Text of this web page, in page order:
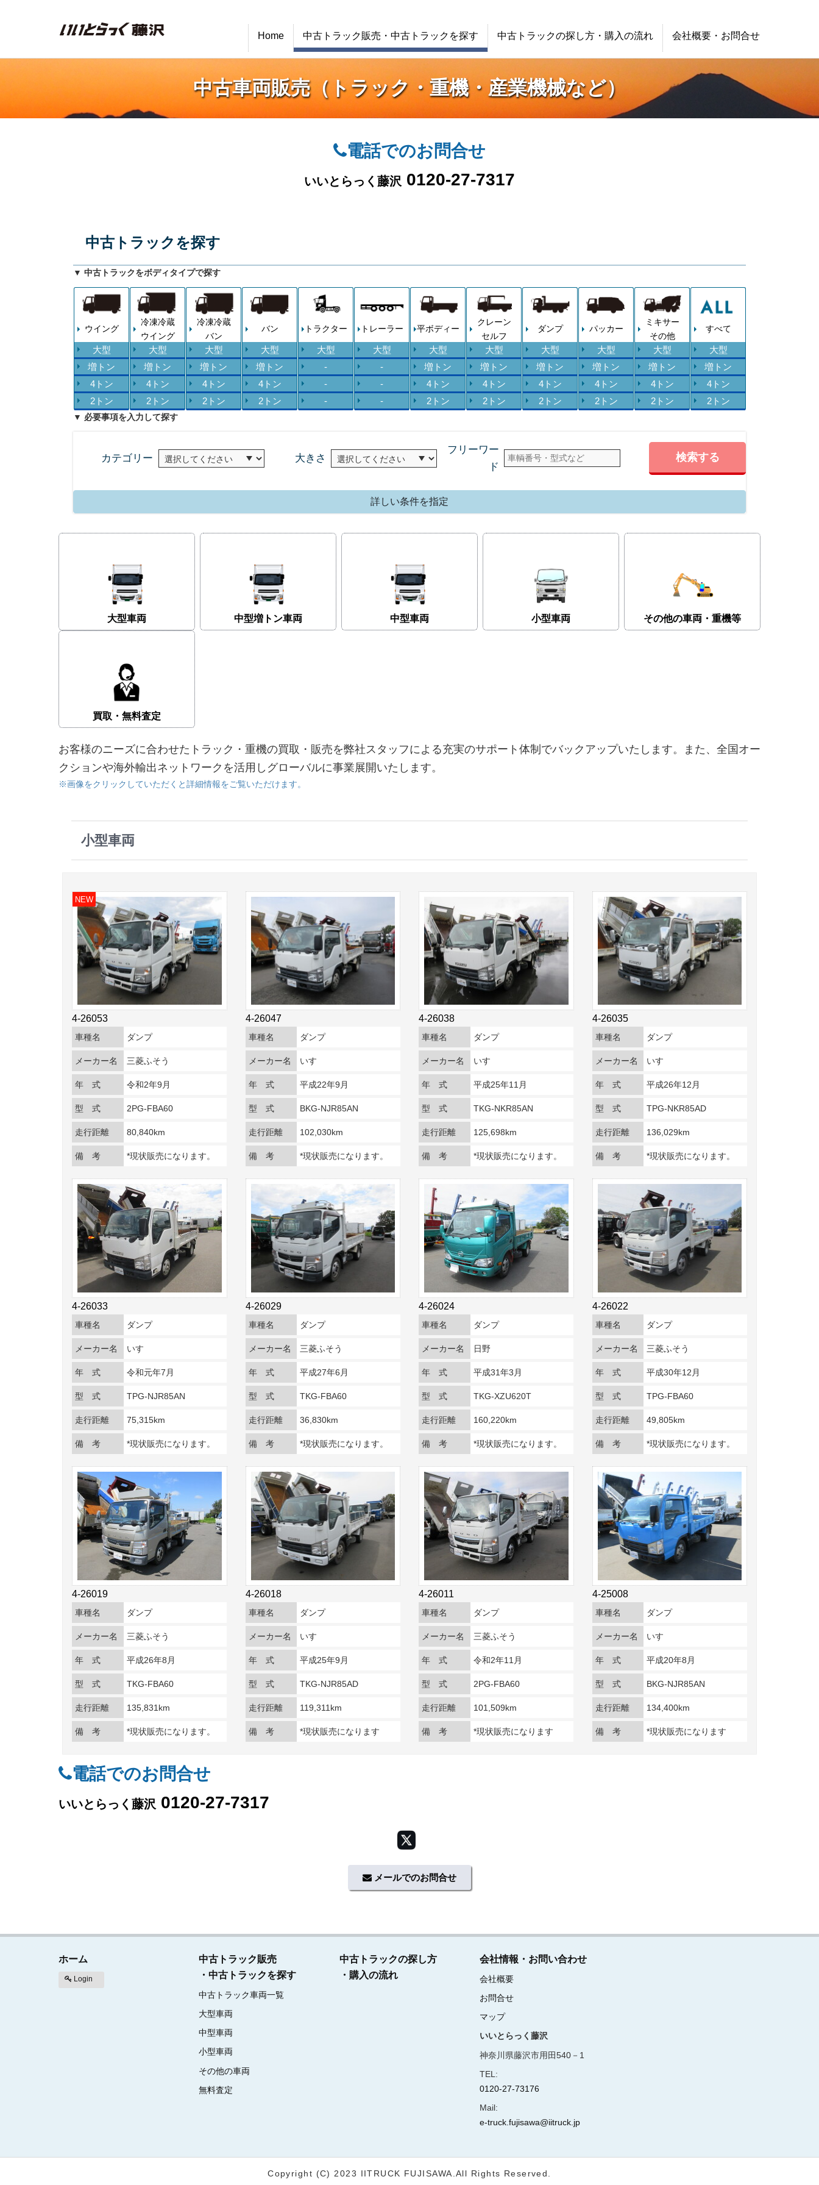
Home 中古トラック販売・中古トラックを探す 中古トラックの探し方・購入の流れ 会社概要・お問合せ
中古車両販売（トラック・重機・産業機械など）
電話でのお問合せ
いいとらっく藤沢 0120-27-7317
中古トラックを探す
▼ 中古トラックをボディタイプで探す
ウイング
大型
増トン
4トン
2トン
冷凍冷蔵
ウイング
大型
増トン
4トン
2トン
冷凍冷蔵
バン
大型
増トン
4トン
2トン
バン
大型
増トン
4トン
2トン
トラクター
大型
-
-
-
トレーラー
大型
-
-
-
平ボディー
大型
増トン
4トン
2トン
クレーン
セルフ
大型
増トン
4トン
2トン
ダンプ
大型
増トン
4トン
2トン
パッカー
大型
増トン
4トン
2トン
ミキサー
その他
大型
増トン
4トン
2トン
すべて
大型
増トン
4トン
2トン
▼ 必要事項を入力して探す
カテゴリー 大きさ
フリーワー
ド
検索する
詳しい条件を指定
大型車両 中型増トン車両 中型車両 小型車両 その他の車両・重機等
買取・無料査定
お客様のニーズに合わせたトラック・重機の買取・販売を弊社スタッフによる充実のサポート体制でバックアップいたします。また、全国オー
クションや海外輸出ネットワークを活用しグローバルに事業展開いたします。
※画像をクリックしていただくと詳細情報をご覧いただけます。
小型車両
4-26053
NEW
車種名 ダンプ
メーカー名 三菱ふそう
年 式 令和2年9月
型 式 2PG-FBA60
走行距離 80,840km
備 考 *現状販売になります。
4-26047
車種名 ダンプ
メーカー名 いすゞ
年 式 平成22年9月
型 式 BKG-NJR85AN
走行距離 102,030km
備 考 *現状販売になります。
4-26038
車種名 ダンプ
メーカー名 いすゞ
年 式 平成25年11月
型 式 TKG-NKR85AN
走行距離 125,698km
備 考 *現状販売になります。
4-26035
車種名 ダンプ
メーカー名 いすゞ
年 式 平成26年12月
型 式 TPG-NKR85AD
走行距離 136,029km
備 考 *現状販売になります。
4-26033
車種名 ダンプ
メーカー名 いすゞ
年 式 令和元年7月
型 式 TPG-NJR85AN
走行距離 75,315km
備 考 *現状販売になります。
4-26029
車種名 ダンプ
メーカー名 三菱ふそう
年 式 平成27年6月
型 式 TKG-FBA60
走行距離 36,830km
備 考 *現状販売になります。
4-26024
車種名 ダンプ
メーカー名 日野
年 式 平成31年3月
型 式 TKG-XZU620T
走行距離 160,220km
備 考 *現状販売になります。
4-26022
車種名 ダンプ
メーカー名 三菱ふそう
年 式 平成30年12月
型 式 TPG-FBA60
走行距離 49,805km
備 考 *現状販売になります。
4-26019
車種名 ダンプ
メーカー名 三菱ふそう
年 式 平成26年8月
型 式 TKG-FBA60
走行距離 135,831km
備 考 *現状販売になります。
4-26018
車種名 ダンプ
メーカー名 いすゞ
年 式 平成25年9月
型 式 TKG-NJR85AD
走行距離 119,311km
備 考 *現状販売になります
4-26011
車種名 ダンプ
メーカー名 三菱ふそう
年 式 令和2年11月
型 式 2PG-FBA60
走行距離 101,509km
備 考 *現状販売になります
4-25008
車種名 ダンプ
メーカー名 いすゞ
年 式 平成20年8月
型 式 BKG-NJR85AN
走行距離 134,400km
備 考 *現状販売になります
電話でのお問合せ
いいとらっく藤沢 0120-27-7317
メールでのお問合せ
ホーム
Login
中古トラック販売
・中古トラックを探す
中古トラック車両一覧
大型車両
中型車両
小型車両
その他の車両
無料査定
中古トラックの探し方
・購入の流れ
会社情報・お問い合わせ
会社概要
お問合せ
マップ
いいとらっく藤沢
神奈川県藤沢市用田540－1
TEL:
0120-27-73176
Mail:
e-truck.fujisawa@iitruck.jp
Copyright (C) 2023 IITRUCK FUJISAWA.All Rights Reserved.